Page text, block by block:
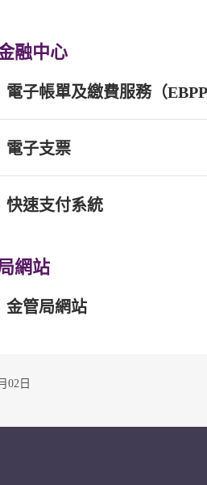
融中心
電子帳單及繳費服務（EBPP
電子支票
快速支付系統
網站
金管局網站
02日